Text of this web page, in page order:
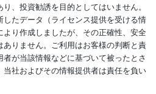
、投資勧誘を目的としてはいません。
たデータ（ライセンス提供を受ける情
り作成しましたが、その正確性、安全
りません。ご利用はお客様の判断と責
が当該情報などに基づいて被ったとさ
社およびその情報提供者は責任を負い